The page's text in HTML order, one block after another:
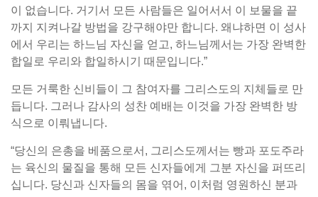
이 없습니다. 거기서 모든 사람들은 일어서서 이 보물을 끝
까지 지켜나갈 방법을 강구해야만 합니다. 왜냐하면 이 성사
에서 우리는 하느님 자신을 얻고, 하느님께서는 가장 완벽한
합일로 우리와 합일하시기 때문입니다.”
모든 거룩한 신비들이 그 참여자를 그리스도의 지체들로 만
듭니다. 그러나 감사의 성찬 예배는 이것을 가장 완벽한 방
식으로 이뤄냅니다.
“당신의 은총을 베품으로서, 그리스도께서는 빵과 포도주라
는 육신의 물질을 통해 모든 신자들에게 그분 자신을 퍼뜨리
십니다. 당신과 신자들의 몸을 엮어, 이처럼 영원하신 분과